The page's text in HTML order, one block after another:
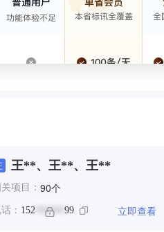
王**、王**、王**
项目： 90个
： 152****** 99 立即查看